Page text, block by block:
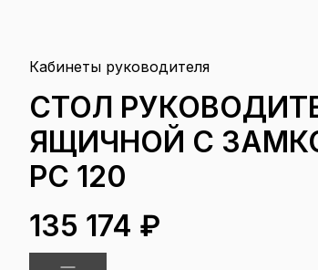
Кабинеты руководителя
СТОЛ
ЯЩИЧНОЙ С
РС 120
135 174 ₽